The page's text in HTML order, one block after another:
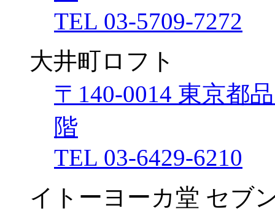
TEL 03-5709-7272
大井町ロフト
〒140-0014 東京都
階
TEL 03-6429-6210
イトーヨーカ堂 セブ